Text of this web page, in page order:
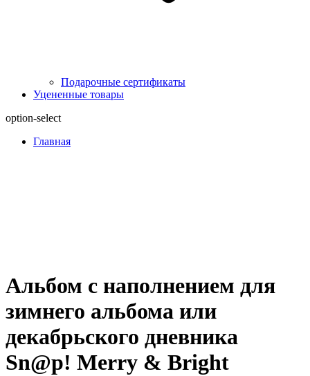
Подарочные сертификаты
Уцененные товары
option-select
Главная
Альбом с наполнением для
зимнего альбома или
декабрьского дневника
Sn@p! Merry & Bright